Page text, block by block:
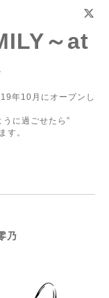
～at
年10月にオープンし
に過ごせたら”
す。
乃